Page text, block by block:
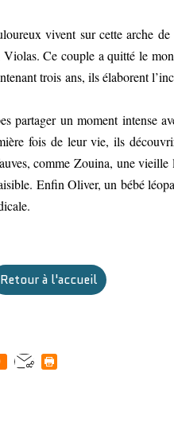
vivent sur cette arche
Ce couple a quitté le
trois ans, ils élaborent
partager un moment intense
fois de leur vie, ils
comme Zouina, une
Enfin Oliver, un bébé
Retour à l'accueil